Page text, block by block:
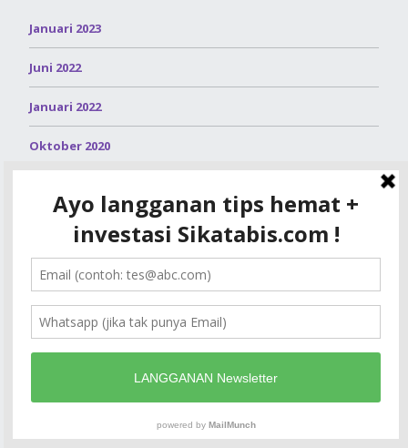
Januari 2023
Juni 2022
Januari 2022
Oktober 2020
Agustus 2020
Juli 2020
Juni 2020
Mei 2020